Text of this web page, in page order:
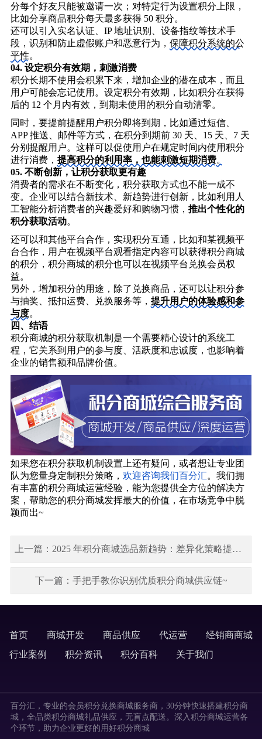
分每个好友只能被邀请一次；对特定行为设置积分上限，
比如分享商品积分每天最多获得 50 积分。
还可以引入实名认证、IP 地址识别、设备指纹等技术手
段，识别和防止虚假账户和恶意行为， 保障积分系统的公
平性。
04. 设定积分有效期，刺激消费
积分长期不使用会积累下来，增加企业的潜在成本，而且
用户可能会忘记使用。设定积分有效期，比如积分在获得
后的 12 个月内有效，到期未使用的积分自动清零。
同时，要提前提醒用户积分即将到期，比如通过短信、
APP 推送、邮件等方式，在积分到期前 30 天、15 天、7 天
分别提醒用户。这样可以促使用户在规定时间内使用积分
进行消费， 提高积分的利用率，也能刺激短期消费。
05. 不断创新，让积分获取更有趣
消费者的需求在不断变化，积分获取方式也不能一成不
变。企业可以结合新技术、新趋势进行创新，比如利用人
工智能分析消费者的兴趣爱好和购物习惯， 推出个性化的
积分获取活动。
还可以和其他平台合作，实现积分互通，比如和某视频平
台合作，用户在视频平台观看指定内容可以获得积分商城
的积分，积分商城的积分也可以在视频平台兑换会员权
益。
另外，增加积分的用途，除了兑换商品，还可以让积分参
与抽奖、抵扣运费、兑换服务等， 提升用户的体验感和参
与度。
四、 结语
积分商城的积分获取机制是一个需要精心设计的系统工
程，它关系到用户的参与度、活跃度和忠诚度，也影响着
企业的销售额和品牌价值。
如果您在积分获取机制设置上还有疑问，或者想让专业团
队为您量身定制积分策略， 欢迎咨询我们百分汇。我们拥
有丰富的积分商城运营经验，能为您提供全方位的解决方
案，帮助您的积分商城发挥最大的价值，在市场竞争中脱
颖而出~
上一篇：2025 年积分商城选品新趋势：差异化策略提升兑换率 30% 的秘密
下一篇：手把手教你识别优质积分商城供应链~
首页 商城开发 商品供应 代运营
经销商商城
行业案例
积分资讯 积分百科 关于我们
百分汇，专业的会员积分兑换商城服务商，30分钟快速搭建积分商
城，全品类积分商城礼品供应，无盲点配送。深入积分商城运营各
个环节，助力企业更好的用好积分商城